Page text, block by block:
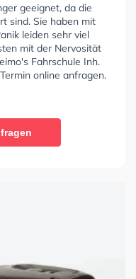
geeignet, da die
sind. Sie haben mit
leiden sehr viel
mit der Nervosität
Fahrschule Inh.
online anfragen.